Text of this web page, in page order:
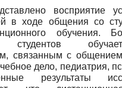
восприятие
в ходе общения со
обучения.
студентов
связанным с
дело, педиатрия,
результаты